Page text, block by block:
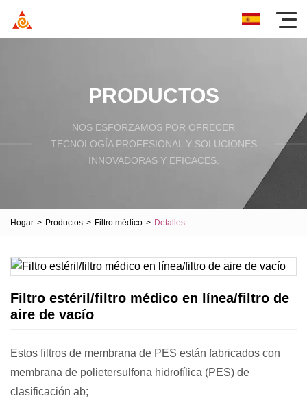
PRODUCTOS
NOS ESFORZAMOS POR OFRECER
TECNOLOGÍA PROFESIONAL Y SOLUCIONES
INNOVADORAS Y EFICACES.
Hogar > Productos > Filtro médico > Detalles
Filtro estéril/filtro médico en línea/filtro de
aire de vacío
Estos filtros de membrana de PES están fabricados con
membrana de polietersulfona hidrofílica (PES) de
clasificación ab;